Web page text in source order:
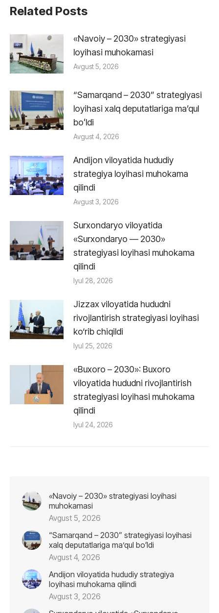
Related Posts
«Navoiy – 2030» strategiyasi
loyihasi muhokamasi
Avgust 5, 2026
“Samarqand – 2030” strategiyasi
loyihasi xalq deputatlariga maʼqul
boʻldi
Avgust 4, 2026
Andijon viloyatida hududiy
strategiya loyihasi muhokama
qilindi
Avgust 3, 2026
Surxondaryo viloyatida
«Surxondaryo — 2030»
strategiyasi loyihasi muhokama
qilindi
Iyul 28, 2026
Jizzax viloyatida hududni
rivojlantirish strategiyasi loyihasi
ko‘rib chiqildi
Iyul 25, 2026
«Buxoro – 2030»: Buxoro
viloyatida hududni rivojlantirish
strategiyasi loyihasi muhokama
qilindi
Iyul 24, 2026
«Navoiy – 2030» strategiyasi loyihasi
muhokamasi
Avgust 5, 2026
“Samarqand – 2030” strategiyasi loyihasi
xalq deputatlariga maʼqul boʻldi
Avgust 4, 2026
Andijon viloyatida hududiy strategiya
loyihasi muhokama qilindi
Avgust 3, 2026